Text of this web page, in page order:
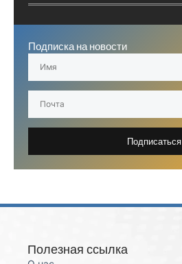
Подписка на новости
Подписаться
Полезная ссылка